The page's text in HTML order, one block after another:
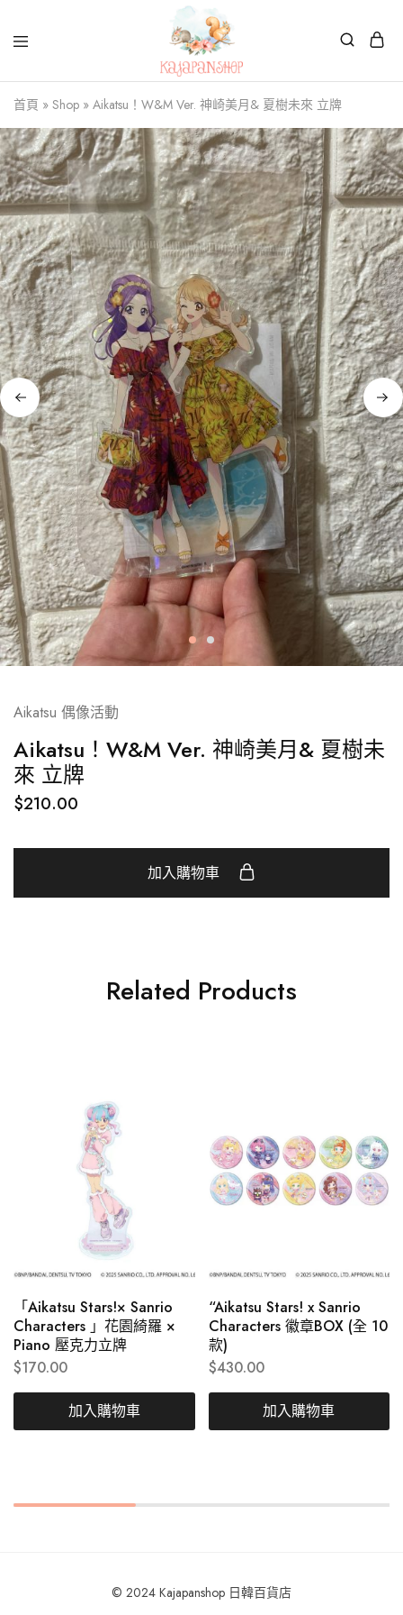
Kajapanshop
日
韓
百
貨
店
首頁 » Shop » Aikatsu！W&M Ver. 神崎美月& 夏樹未來 立牌
Aikatsu 偶像活動
Aikatsu！W&M Ver. 神崎美月& 夏樹未
來 立牌
$210.00
加入購物車
Related Products
「Aikatsu Stars!× Sanrio
Characters 」花園綺羅 ×
Piano 壓克力立牌
$170.00
加入購物車
“Aikatsu Stars! x Sanrio
Characters 徽章BOX (全 10
款)
$430.00
加入購物車
© 2024 Kajapanshop 日韓百貨店